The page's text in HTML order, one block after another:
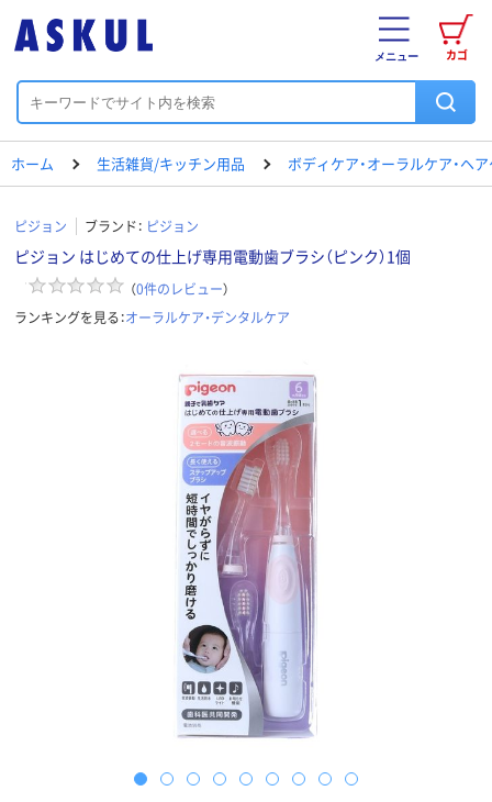
カゴ
メニュー
ホーム 生活雑貨/キッチン用品 ボディケア・オーラルケア・ヘ
ピジョン ブランド： ピジョン
ピジョン はじめての仕上げ専用電動歯ブラシ（ピンク）1個
（0件のレビュー）
ランキングを見る：オーラルケア・デンタルケア